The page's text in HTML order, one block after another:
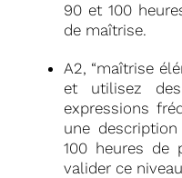
90 et 100
de maîtrise.
A2, “maîtrise
et utilisez
expressions
une
100 heures de
valider ce